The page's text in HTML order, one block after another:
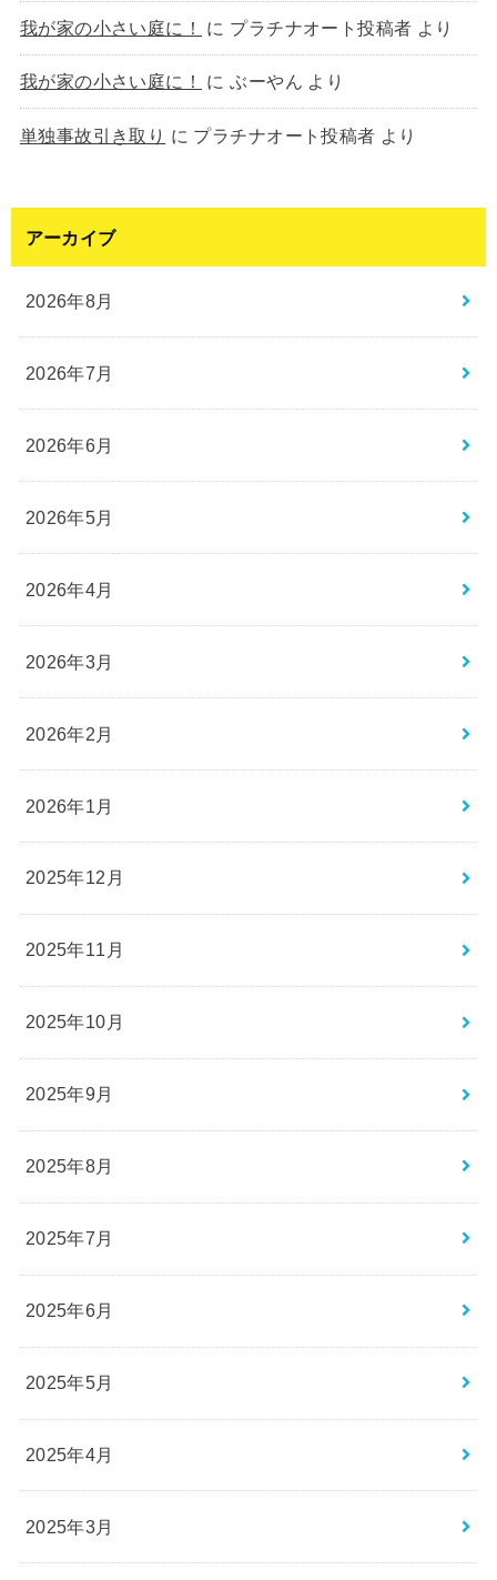
我が家の小さい庭に！ に プラチナオート投稿者 より
我が家の小さい庭に！ にぶーやん より
単独事故引き取り に プラチナオート投稿者 より
アーカイブ
2026年8月
2026年7月
2026年6月
2026年5月
2026年4月
2026年3月
2026年2月
2026年1月
2025年12月
2025年11月
2025年10月
2025年9月
2025年8月
2025年7月
2025年6月
2025年5月
2025年4月
2025年3月